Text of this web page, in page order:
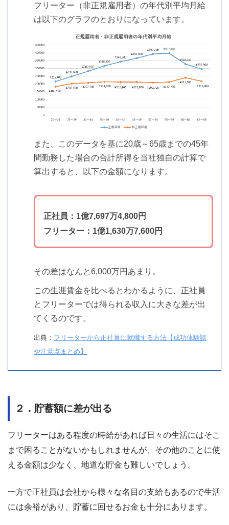
フリーター（非正規雇用者）の年代別平均月給
は以下のグラフのとおりになっています。
また、このデータを基に20歳～65歳までの45年
間勤務した場合の合計所得を当社独自の計算で
算出すると、以下の金額になります。
正社員：1億7,697万4,800円
フリーター：1億1,630万7,600円
その差はなんと6,000万円あまり。
この生涯賃金を比べるとわかるように、正社員
とフリーターでは得られる収入に大きな差が出
てくるのです。
出典： フリーターから正社員に就職する方法【成功体験談
や注意点まとめ】
２．貯蓄額に差が出る
フリーターはある程度の時給があれば日々の生活にはそこ
まで困ることがないかもしれませんが、その他のことに使
える金額は少なく、地道な貯金も難しいでしょう。
一方で正社員は会社から様々な名目の支給もあるので生活
には余裕があり、貯蓄に回せるお金も十分にあります。